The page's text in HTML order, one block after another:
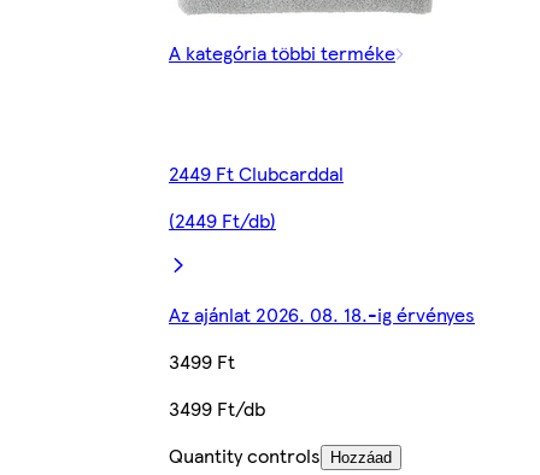
A kategória többi terméke
2449 Ft Clubcarddal
(2449 Ft/db)
Az ajánlat 2026. 08. 18.-ig érvényes
3499 Ft
3499 Ft/db
Quantity controls
Hozzáad